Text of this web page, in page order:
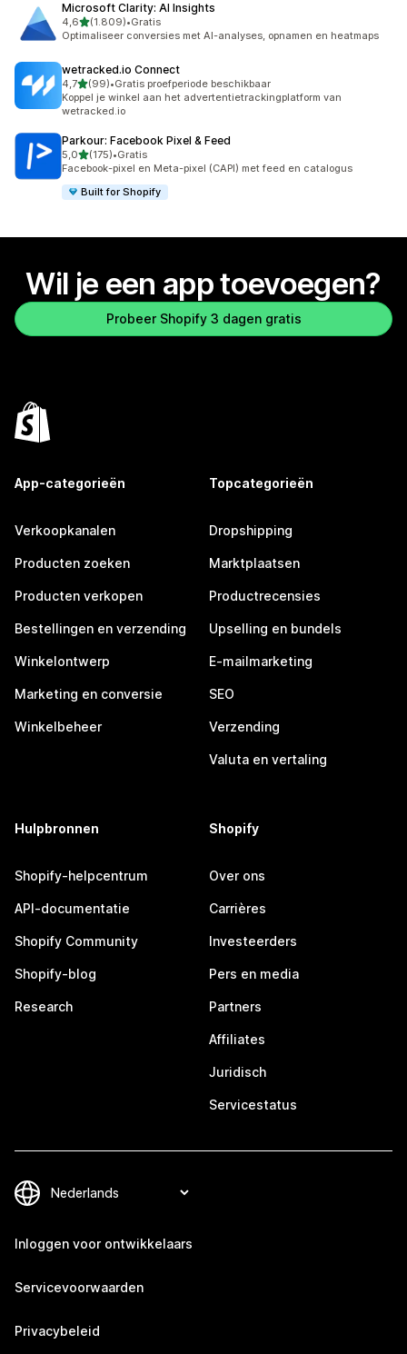
Microsoft Clarity: AI Insights
4,6van 5 sterren
(1.809)
1809 recensies in totaal
•Gratis
Optimaliseer conversies met AI-analyses, opnamen en heatmaps
wetracked.io Connect
4,7van 5 sterren
(99)
99 recensies in totaal
•Gratis proefperiode beschikbaar
Koppel je winkel aan het advertentietrackingplatform van
wetracked.io
Parkour: Facebook Pixel & Feed
5,0van 5 sterren
(175)
175 recensies in totaal
•Gratis
Facebook-pixel en Meta-pixel (CAPI) met feed en catalogus
Built for Shopify
Wil je een app toevoegen?
Probeer Shopify 3 dagen gratis
App-categorieën
Verkoopkanalen
Producten zoeken
Producten verkopen
Bestellingen en verzending
Winkelontwerp
Marketing en conversie
Winkelbeheer
Topcategorieën
Dropshipping
Marktplaatsen
Productrecensies
Upselling en bundels
E-mailmarketing
SEO
Verzending
Valuta en vertaling
Hulpbronnen
Shopify-helpcentrum
API-documentatie
Shopify Community
Shopify-blog
Research
Shopify
Over ons
Carrières
Investeerders
Pers en media
Partners
Affiliates
Juridisch
Servicestatus
Inloggen voor ontwikkelaars
Servicevoorwaarden
Privacybeleid